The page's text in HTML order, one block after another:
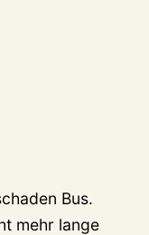
Bus.
mehr lange